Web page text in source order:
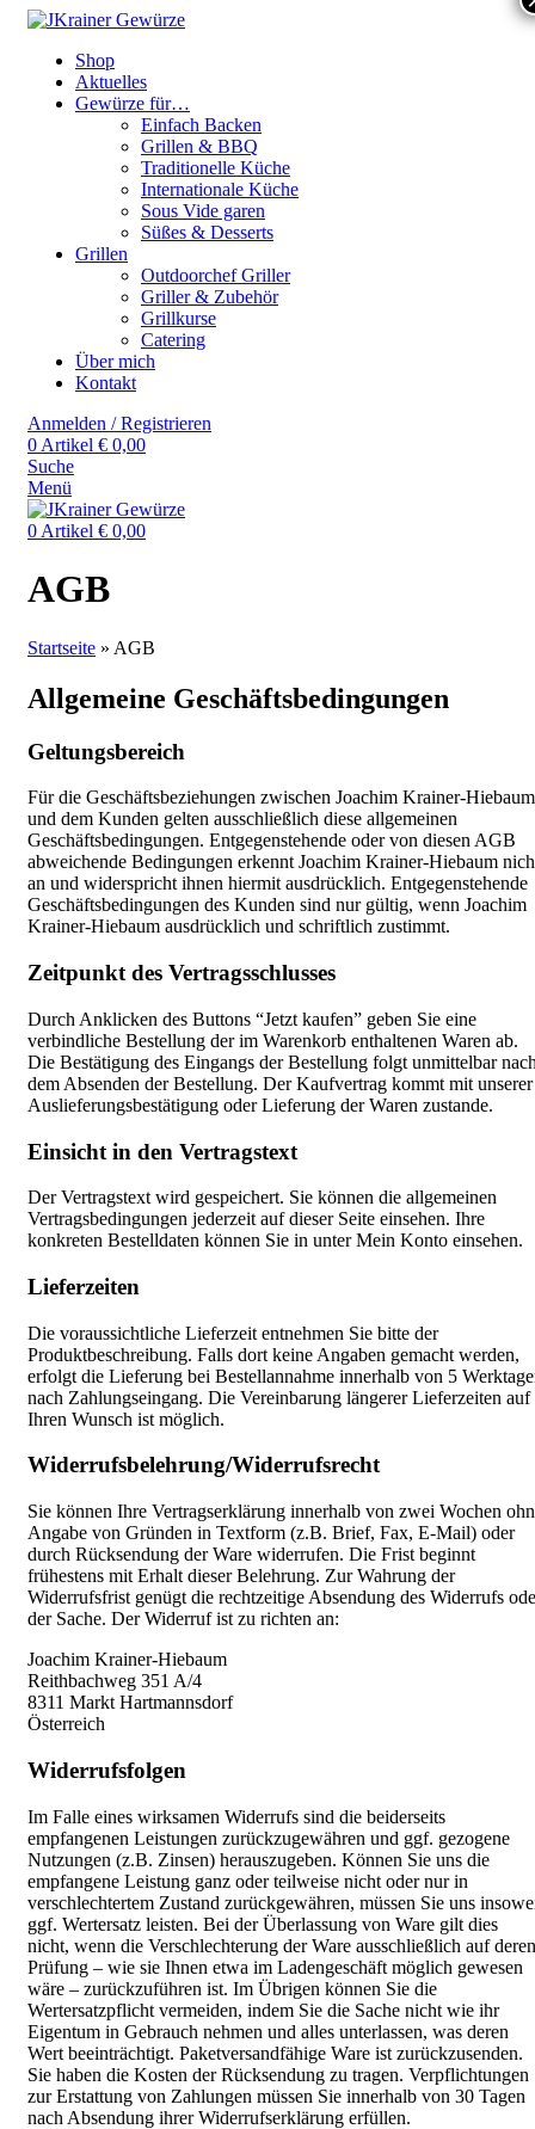
Shop
Aktuelles
Gewürze für…
Einfach Backen
Grillen & BBQ
Traditionelle Küche
Internationale Küche
Sous Vide garen
Süßes & Desserts
Grillen
Outdoorchef Griller
Griller & Zubehör
Grillkurse
Catering
Über mich
Kontakt
Anmelden / Registrieren
0 Artikel € 0,00
Suche
Menü
0 Artikel € 0,00
AGB
Startseite » AGB
Allgemeine Geschäftsbedingungen
Geltungsbereich
Für die Geschäftsbeziehungen zwischen Joachim Krainer-Hiebaum
und dem Kunden gelten ausschließlich diese allgemeinen
Geschäftsbedingungen. Entgegenstehende oder von diesen AGB
abweichende Bedingungen erkennt Joachim Krainer-Hiebaum
an und widerspricht ihnen hiermit ausdrücklich. Entgegenstehende
Geschäftsbedingungen des Kunden sind nur gültig, wenn Joachim
Krainer-Hiebaum ausdrücklich und schriftlich zustimmt.
Zeitpunkt des Vertragsschlusses
Durch Anklicken des Buttons “Jetzt kaufen” geben Sie eine
verbindliche Bestellung der im Warenkorb enthaltenen Waren ab.
Die Bestätigung des Eingangs der Bestellung folgt unmittelbar
dem Absenden der Bestellung. Der Kaufvertrag kommt mit unserer
Auslieferungsbestätigung oder Lieferung der Waren zustande.
Einsicht in den Vertragstext
Der Vertragstext wird gespeichert. Sie können die allgemeinen
Vertragsbedingungen jederzeit auf dieser Seite einsehen. Ihre
konkreten Bestelldaten können Sie in unter Mein Konto einsehen.
Lieferzeiten
Die voraussichtliche Lieferzeit entnehmen Sie bitte der
Produktbeschreibung. Falls dort keine Angaben gemacht werden,
erfolgt die Lieferung bei Bestellannahme innerhalb von 5
nach Zahlungseingang. Die Vereinbarung längerer Lieferzeiten auf
Ihren Wunsch ist möglich.
Widerrufsbelehrung/Widerrufsrecht
Sie können Ihre Vertragserklärung innerhalb von zwei Wochen
Angabe von Gründen in Textform (z.B. Brief, Fax, E-Mail) oder
durch Rücksendung der Ware widerrufen. Die Frist beginnt
frühestens mit Erhalt dieser Belehrung. Zur Wahrung der
Widerrufsfrist genügt die rechtzeitige Absendung des Widerrufs
der Sache. Der Widerruf ist zu richten an:
Joachim Krainer-Hiebaum
Reithbachweg 351 A/4
8311 Markt Hartmannsdorf
Österreich
Widerrufsfolgen
Im Falle eines wirksamen Widerrufs sind die beiderseits
empfangenen Leistungen zurückzugewähren und ggf. gezogene
Nutzungen (z.B. Zinsen) herauszugeben. Können Sie uns die
empfangene Leistung ganz oder teilweise nicht oder nur in
verschlechtertem Zustand zurückgewähren, müssen Sie uns
ggf. Wertersatz leisten. Bei der Überlassung von Ware gilt dies
nicht, wenn die Verschlechterung der Ware ausschließlich auf deren
Prüfung – wie sie Ihnen etwa im Ladengeschäft möglich gewesen
wäre – zurückzuführen ist. Im Übrigen können Sie die
Wertersatzpflicht vermeiden, indem Sie die Sache nicht wie ihr
Eigentum in Gebrauch nehmen und alles unterlassen, was deren
Wert beeinträchtigt. Paketversandfähige Ware ist zurückzusenden.
Sie haben die Kosten der Rücksendung zu tragen. Verpflichtungen
zur Erstattung von Zahlungen müssen Sie innerhalb von 30 Tagen
nach Absendung ihrer Widerrufserklärung erfüllen.